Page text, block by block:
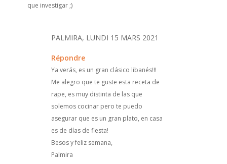
que investigar ;)
PALMIRA, LUNDI 15 MARS 2021
Répondre
Ya verás, es un gran clásico libanés!!!
Me alegro que te guste esta receta de
rape, es muy distinta de las que
solemos cocinar pero te puedo
asegurar que es un gran plato, en casa
es de días de fiesta!
Besos y feliz semana,
Palmira